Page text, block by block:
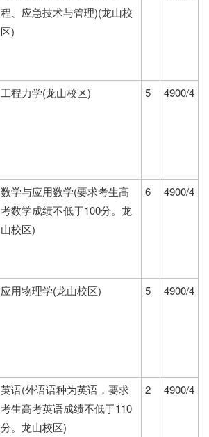
程、应急技术与管理)(龙山校
区)
工程力学(龙山校区) 5 4900/4
数学与应用数学(要求考生高
考数学成绩不低于100分。龙
山校区)
6 4900/4
应用物理学(龙山校区) 5 4900/4
英语(外语语种为英语，要求
考生高考英语成绩不低于110
分。龙山校区)
2 4900/4